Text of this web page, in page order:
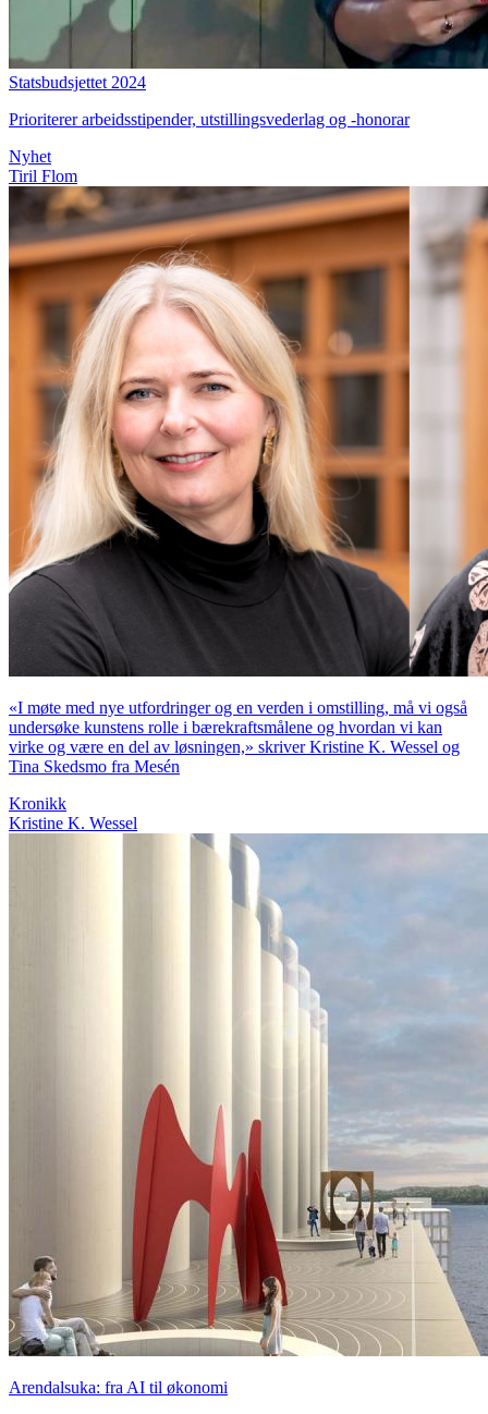
Statsbudsjettet 2024
Prioriterer arbeidsstipender, utstillingsvederlag og -honorar
Nyhet
Tiril Flom
«I møte med nye utfordringer og en verden i omstilling, må vi også
undersøke kunstens rolle i bærekraftsmålene og hvordan vi kan
virke og være en del av løsningen,» skriver Kristine K. Wessel og
Tina Skedsmo fra Mesén
Kronikk
Kristine K. Wessel
Arendalsuka: fra AI til økonomi